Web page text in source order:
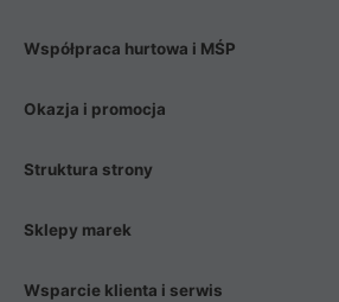
Współpraca hurtowa i MŚP
Okazja i promocja
Struktura strony
Sklepy marek
Wsparcie klienta i serwis